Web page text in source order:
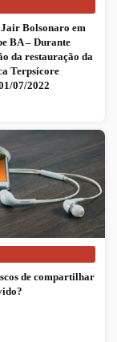
Jair Bolsonaro em
BA – Durante
da restauração da
Terpsícore
07/2022
de compartilhar